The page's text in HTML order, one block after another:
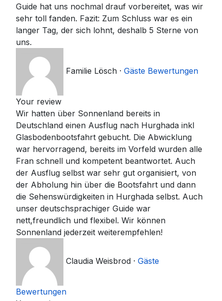
Guide hat uns nochmal drauf vorbereitet, was wir
sehr toll fanden. Fazit: Zum Schluss war es ein
langer Tag, der sich lohnt, deshalb 5 Sterne von
uns.
Familie Lösch · Gäste Bewertungen
Your review
Wir hatten über Sonnenland bereits in
Deutschland einen Ausflug nach Hurghada inkl
Glasbodenbootsfahrt gebucht. Die Abwicklung
war hervorragend, bereits im Vorfeld wurden alle
Fran schnell und kompetent beantwortet. Auch
der Ausflug selbst war sehr gut organisiert, von
der Abholung hin über die Bootsfahrt und dann
die Sehenswürdigkeiten in Hurghada selbst. Auch
unser deutschsprachiger Guide war
nett,freundlich und flexibel. Wir können
Sonnenland jederzeit weiterempfehlen!
Claudia Weisbrod · Gäste
Bewertungen